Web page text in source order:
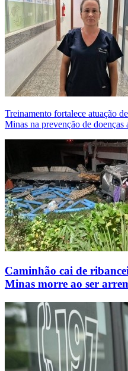
Treinamento fortalece atuação
Minas na prevenção de doenças
Caminhão cai de
Minas morre ao ser